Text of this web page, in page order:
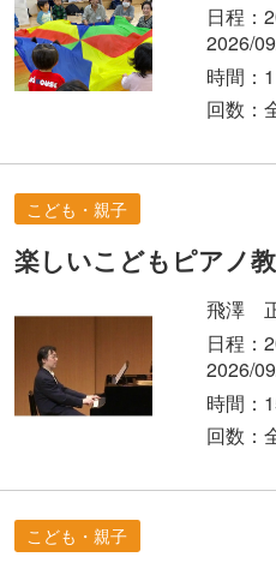
日程：
2026/
時間：
回数：
こども・親子
楽しいこどもピアノ
飛澤
日程：
2026/
時間：
回数：
こども・親子